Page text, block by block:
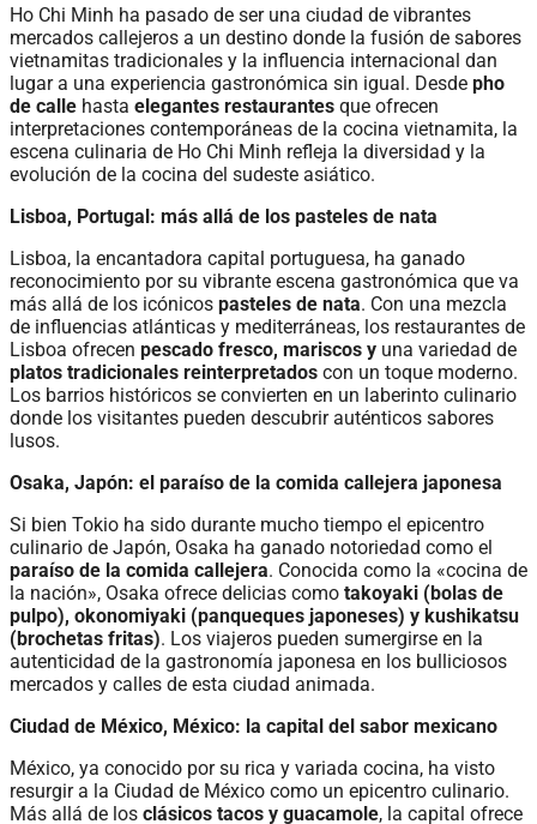
Ho Chi Minh ha pasado de ser una ciudad de vibrantes
mercados callejeros a un destino donde la fusión de sabores
vietnamitas tradicionales y la influencia internacional dan
lugar a una experiencia gastronómica sin igual. Desde pho
de calle hasta elegantes restaurantes que ofrecen
interpretaciones contemporáneas de la cocina vietnamita, la
escena culinaria de Ho Chi Minh refleja la diversidad y la
evolución de la cocina del sudeste asiático.
Lisboa, Portugal: más allá de los pasteles de nata
Lisboa, la encantadora capital portuguesa, ha ganado
reconocimiento por su vibrante escena gastronómica que va
más allá de los icónicos pasteles de nata. Con una mezcla
de influencias atlánticas y mediterráneas, los restaurantes de
Lisboa ofrecen pescado fresco, mariscos y una variedad de
platos tradicionales reinterpretados con un toque moderno.
Los barrios históricos se convierten en un laberinto culinario
donde los visitantes pueden descubrir auténticos sabores
lusos.
Osaka, Japón: el paraíso de la comida callejera japonesa
Si bien Tokio ha sido durante mucho tiempo el epicentro
culinario de Japón, Osaka ha ganado notoriedad como el
paraíso de la comida callejera. Conocida como la «cocina de
la nación», Osaka ofrece delicias como takoyaki (bolas de
pulpo), okonomiyaki (panqueques japoneses) y kushikatsu
(brochetas fritas). Los viajeros pueden sumergirse en la
autenticidad de la gastronomía japonesa en los bulliciosos
mercados y calles de esta ciudad animada.
Ciudad de México, México: la capital del sabor mexicano
México, ya conocido por su rica y variada cocina, ha visto
resurgir a la Ciudad de México como un epicentro culinario.
Más allá de los clásicos tacos y guacamole, la capital ofrece